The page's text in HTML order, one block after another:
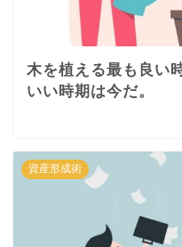
木を植える最も良い
いい時期は今だ。
資産形成術